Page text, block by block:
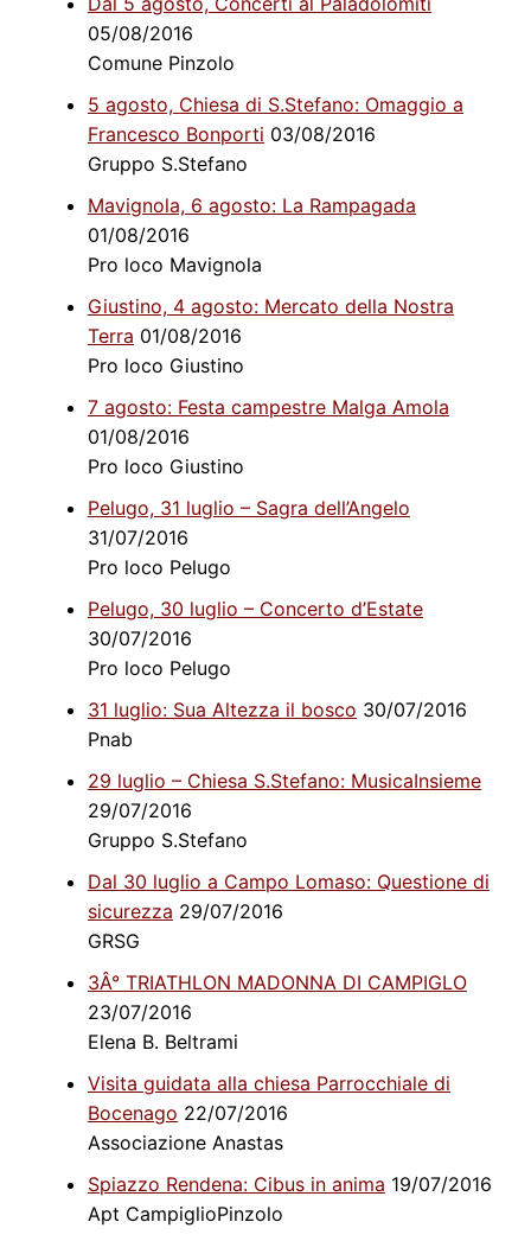
05/08/2016
Comune Pinzolo
5 agosto, Chiesa di S.Stefano: Omaggio a
Francesco Bonporti 03/08/2016
Gruppo S.Stefano
Mavignola, 6 agosto: La Rampagada
01/08/2016
Pro loco Mavignola
Giustino, 4 agosto: Mercato della Nostra
Terra 01/08/2016
Pro loco Giustino
7 agosto: Festa campestre Malga Amola
01/08/2016
Pro loco Giustino
Pelugo, 31 luglio – Sagra dell’Angelo
31/07/2016
Pro loco Pelugo
Pelugo, 30 luglio – Concerto d’Estate
30/07/2016
Pro loco Pelugo
31 luglio: Sua Altezza il bosco 30/07/2016
Pnab
29 luglio – Chiesa S.Stefano: MusicaInsieme
29/07/2016
Gruppo S.Stefano
Dal 30 luglio a Campo Lomaso: Questione di
sicurezza 29/07/2016
GRSG
3Â° TRIATHLON MADONNA DI CAMPIGLO
23/07/2016
Elena B. Beltrami
Visita guidata alla chiesa Parrocchiale di
Bocenago 22/07/2016
Associazione Anastas
Spiazzo Rendena: Cibus in anima 19/07/2016
Apt CampiglioPinzolo